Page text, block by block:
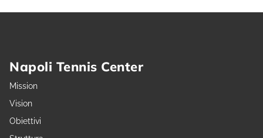
Napoli Tennis Center
Mission
Vision
Obiettivi